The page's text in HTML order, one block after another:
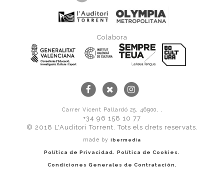
Colabora
Carrer Vicent Pallardó 25, 46900, ,
+34 96 158 10 77
© 2018 L'Auditori Torrent. Tots els drets reservats.
made by ibermedia
Política de Privacidad. Política de Cookies.
Condiciones Generales de Contratación.